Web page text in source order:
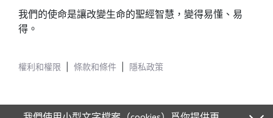
我們的使命是讓改變生命的聖經智慧，變得易懂、易
得。
權利和權限 條款和條件 隱私政策